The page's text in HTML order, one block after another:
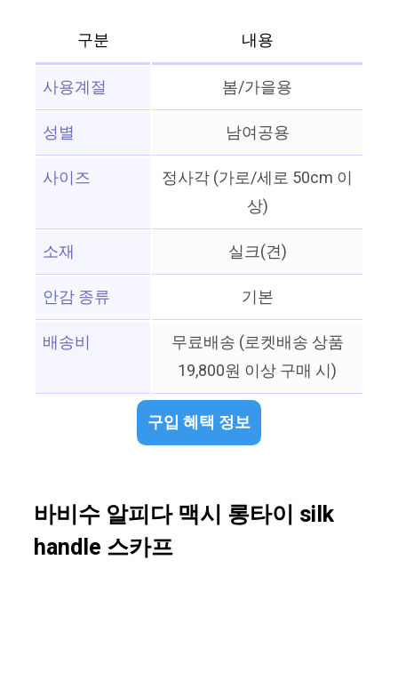
구분
내용
사용계절
봄/가을용
성별
남여공용
사이즈
정사각 (가로/세로 50cm 이
상)
소재
실크(견)
안감 종류
기본
배송비
무료배송 (로켓배송 상품
19,800원 이상 구매 시)
구입 혜택 정보
바비수 알피다 맥시 롱타이 silk
handle 스카프